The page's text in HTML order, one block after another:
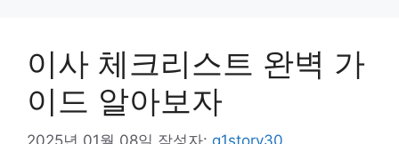
이사 체크리스트 완벽 가
이드 알아보자
2025년 01월 08일 작성자: g1story30